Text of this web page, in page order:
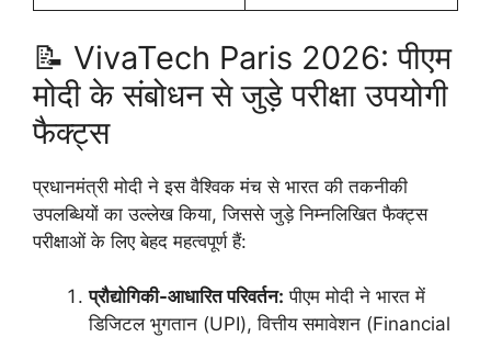
📝 VivaTech Paris 2026: पीएम
मोदी के संबोधन से जुड़े परीक्षा उपयोगी
फैक्ट्स
प्रधानमंत्री मोदी ने इस वैश्विक मंच से भारत की तकनीकी
उपलब्धियों का उल्लेख किया, जिससे जुड़े निम्नलिखित फैक्ट्स
परीक्षाओं के लिए बेहद महत्वपूर्ण हैं:
प्रौद्योगिकी-आधारित परिवर्तन: पीएम मोदी ने भारत में
डिजिटल भुगतान (UPI), वित्तीय समावेशन (Financial